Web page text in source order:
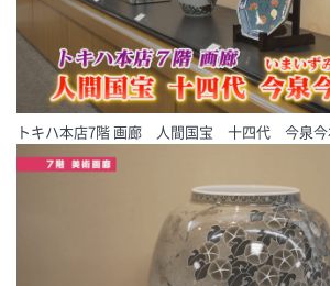
トキハ本店7階 画廊 人間国宝 十四代 今泉今